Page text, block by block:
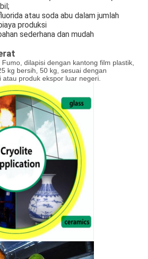
atau soda abu dalam jumlah
produksi
sederhana dan mudah
dilapisi dengan kantong film plastik,
kg bersih, 50 kg, sesuai dengan
atau produk ekspor luar negeri.